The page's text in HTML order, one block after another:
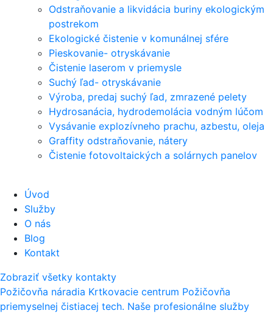
Odstraňovanie a likvidácia buriny ekologickým
postrekom
Ekologické čistenie v komunálnej sfére
Pieskovanie- otryskávanie
Čistenie laserom v priemysle
Suchý ľad- otryskávanie
Výroba, predaj suchý ľad, zmrazené pelety
Hydrosanácia, hydrodemolácia vodným lúčom
Vysávanie explozívneho prachu, azbestu, oleja
Graffity odstraňovanie, nátery
Čistenie fotovoltaických a solárnych panelov
Úvod
Služby
O nás
Blog
Kontakt
Zobraziť všetky kontakty
Požičovňa náradia Krtkovacie centrum Požičovňa
priemyselnej čistiacej tech. Naše profesionálne služby